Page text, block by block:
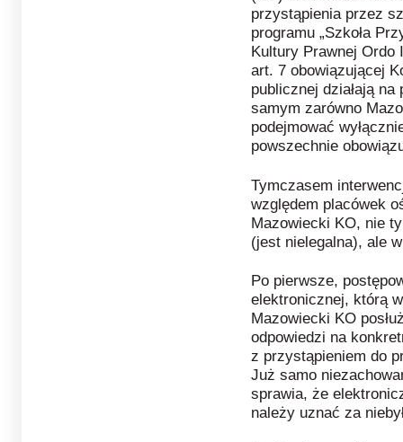
przystąpienia przez
programu „Szkoła
Kultury Prawnej Ordo
art. 7 obowiązującej
publicznej działają
samym zarówno
podejmować
powszechnie
Tymczasem
względem placówek
Mazowiecki KO, nie
(jest nielegalna), ale
Po pierwsze,
elektronicznej, którą
Mazowiecki KO
odpowiedzi na
z przystąpieniem do
Już samo
sprawia, że
należy uznać za